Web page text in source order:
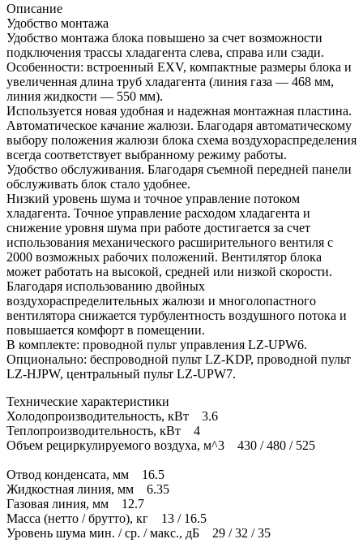
Описание
Удобство монтажа
Удобство монтажа блока повышено за счет возможности
подключения трассы хладагента слева, справа или сзади.
Особенности: встроенный EXV, компактные размеры блока и
увеличенная длина труб хладагента (линия газа — 468 мм,
линия жидкости — 550 мм).
Используется новая удобная и надежная монтажная пластина.
Автоматическое качание жалюзи. Благодаря автоматическому
выбору положения жалюзи блока схема воздухораспределения
всегда соответствует выбранному режиму работы.
Удобство обслуживания. Благодаря съемной передней панели
обслуживать блок стало удобнее.
Низкий уровень шума и точное управление потоком
хладагента. Точное управление расходом хладагента и
снижение уровня шума при работе достигается за счет
использования механического расширительного вентиля с
2000 возможных рабочих положений. Вентилятор блока
может работать на высокой, средней или низкой скорости.
Благодаря использованию двойных
воздухораспределительных жалюзи и многолопастного
вентилятора снижается турбулентность воздушного потока и
повышается комфорт в помещении.
В комплекте: проводной пульт управления LZ-UPW6.
Опционально: беспроводной пульт LZ-KDP, проводной пульт
LZ-HJPW, центральный пульт LZ-UPW7.
Технические характеристики
Холодопроизводительность, кВт 3.6
Теплопроизводительность, кВт 4
Объем рециркулируемого воздуха, м^3 430 / 480 / 525
Отвод конденсата, мм 16.5
Жидкостная линия, мм 6.35
Газовая линия, мм 12.7
Масса (нетто / брутто), кг 13 / 16.5
Уровень шума мин. / ср. / макс., дБ 29 / 32 / 35